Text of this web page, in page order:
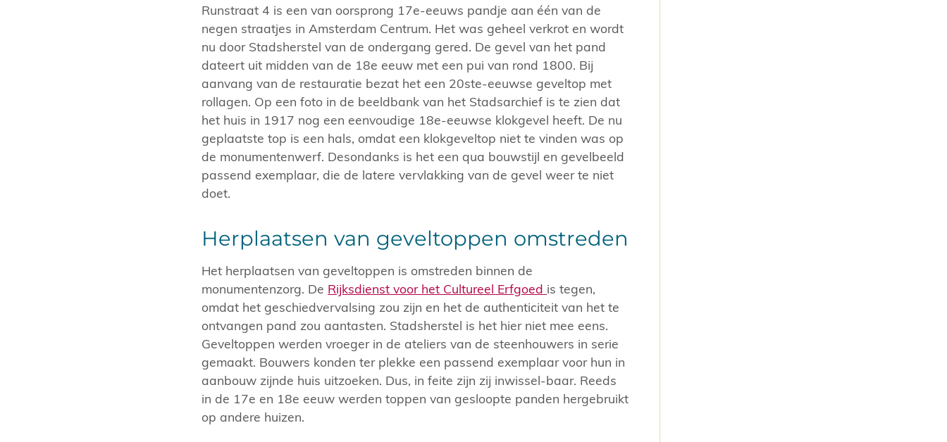
Runstraat 4 is een van oorsprong 17e-eeuws pandje aan één van de
negen straatjes in Amsterdam Centrum. Het was geheel verkrot en wordt
nu door Stadsherstel van de ondergang gered. De gevel van het pand
dateert uit midden van de 18e eeuw met een pui van rond 1800. Bij
aanvang van de restauratie bezat het een 20ste-eeuwse geveltop met
rollagen. Op een foto in de beeldbank van het Stadsarchief is te zien dat
het huis in 1917 nog een eenvoudige 18e-eeuwse klokgevel heeft. De nu
geplaatste top is een hals, omdat een klokgeveltop niet te vinden was op
de monumentenwerf. Desondanks is het een qua bouwstijl en gevelbeeld
passend exemplaar, die de latere vervlakking van de gevel weer te niet
doet.
Herplaatsen van geveltoppen omstreden
Het herplaatsen van geveltoppen is omstreden binnen de
monumentenzorg. De Rijksdienst voor het Cultureel Erfgoed is tegen,
omdat het geschiedvervalsing zou zijn en het de authenticiteit van het te
ontvangen pand zou aantasten. Stadsherstel is het hier niet mee eens.
Geveltoppen werden vroeger in de ateliers van de steenhouwers in serie
gemaakt. Bouwers konden ter plekke een passend exemplaar voor hun in
aanbouw zijnde huis uitzoeken. Dus, in feite zijn zij inwissel-baar. Reeds
in de 17e en 18e eeuw werden toppen van gesloopte panden hergebruikt
op andere huizen.